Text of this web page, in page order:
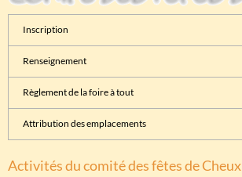
Inscription
Renseignement
Règlement de la foire à tout
Attribution des emplacements
Activités du comité des fêtes de Cheux